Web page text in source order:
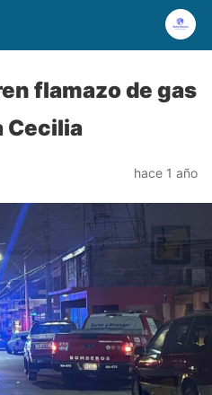
flamazo de gas
Cecilia
hace 1 año